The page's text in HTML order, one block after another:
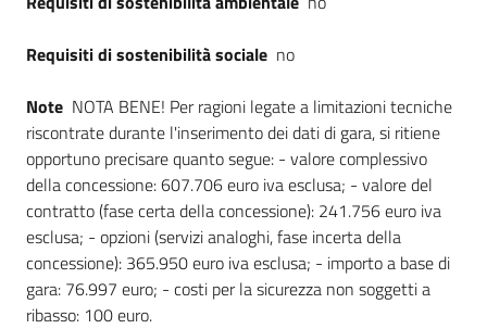
Requisiti di sostenibilità sociale no
Note NOTA BENE! Per ragioni legate a limitazioni tecniche
riscontrate durante l'inserimento dei dati di gara, si ritiene
opportuno precisare quanto segue: - valore complessivo
della concessione: 607.706 euro iva esclusa; - valore del
contratto (fase certa della concessione): 241.756 euro iva
esclusa; - opzioni (servizi analoghi, fase incerta della
concessione): 365.950 euro iva esclusa; - importo a base di
gara: 76.997 euro; - costi per la sicurezza non soggetti a
ribasso: 100 euro.